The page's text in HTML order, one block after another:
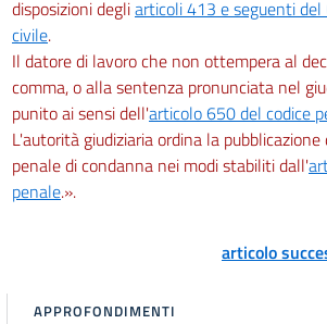
disposizioni degliarticoli 413 e seguenti del
civile.
Il datore di lavoro che non ottempera al
comma, o alla sentenza pronunciata nel
punito ai sensi dell'articolo 650 del codice
L'autorità giudiziaria ordina la
penale di condanna nei modi stabiliti dall'
penale.».
articolo
APPROFONDIMENTI